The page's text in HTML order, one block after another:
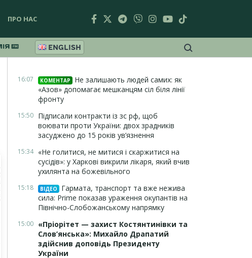
ПРО НАС
ENGLISH
16:07 КОМЕНТАР
Не залишають людей самих: як
«Азов» допомагає мешканцям сіл біля лінії
фронту
15:50 Підписали контракти із зс рф, щоб
воювати проти України: двох зрадників
засуджено до 15 років ув’язнення
15:34 «Не голитися, не митися і скаржитися на
сусідів»: у Харкові викрили лікаря, який вчив
ухилянта на божевільного
15:18 ВІДЕО
Гармата, транспорт та вже нежива
сила: Prime показав ураження окупантів на
Північно-Слобожанському напрямку
15:00 «Пріорітет — захист Костянтинівки та
Слов’янська»: Михайло Драпатий
здійснив доповідь Президенту
України